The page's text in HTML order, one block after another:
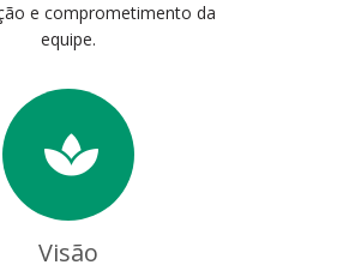
e comprometimento da
equipe.
Visão